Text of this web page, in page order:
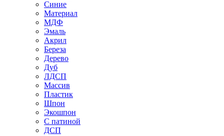
Синие
Материал
МДФ
Эмаль
Акрил
Береза
Дерево
Дуб
ЛДСП
Массив
Пластик
Шпон
Экошпон
С патиной
ДСП